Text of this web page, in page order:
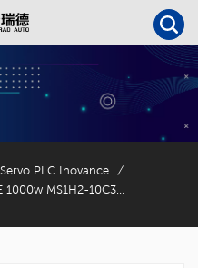
PLC Inovance
/
Động Cơ Servo INOVANCE 1000w MS1H2-10C30CD-A334R Với Bộ Mã Hóa 23 Bit